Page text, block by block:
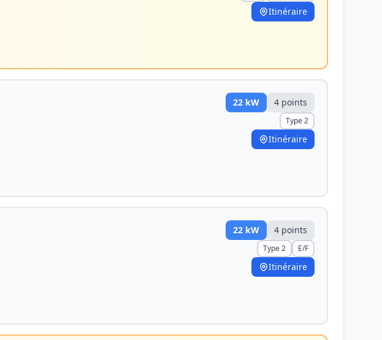
Itinéraire
22 kW 4 points
Type 2
Itinéraire
22 kW 4 points
Type 2 E/F
Itinéraire